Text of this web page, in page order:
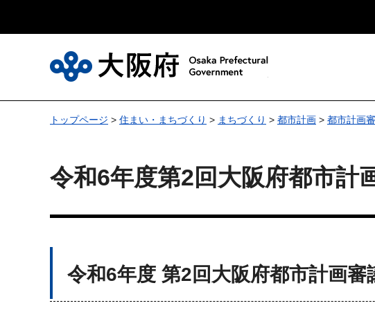
トップページ > 住まい・まちづくり > まちづくり > 都市計画 > 都市計画
令和6年度第2回大阪府都市計
令和6年度 第2回大阪府都市計画審